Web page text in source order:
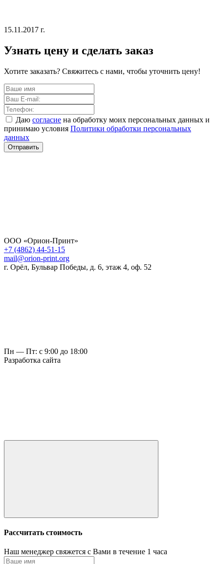
15.11.2017 г.
Узнать цену и сделать заказ
Хотите заказать? Свяжитесь с нами, чтобы уточнить цену!
Даю согласие на обработку моих персональных данных и
принимаю условия Политики обработки персональных
данных
Отправить
ООО «Орион-Принт»
+7 (4862) 44-51-15
mail@orion-print.org
г. Орёл, Бульвар Победы, д. 6, этаж 4, оф. 52
Пн — Пт: с 9:00 до 18:00
Разработка сайта
Рассчитать стоимость
Наш менеджер свяжется с Вами в течение 1 часа